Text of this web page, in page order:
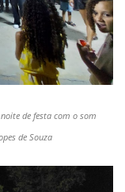
de festa com o som
de Souza